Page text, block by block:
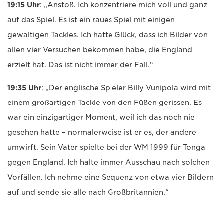
19:15 Uhr: „Anstoß. Ich konzentriere mich voll und ganz
auf das Spiel. Es ist ein raues Spiel mit einigen
gewaltigen Tackles. Ich hatte Glück, dass ich Bilder von
allen vier Versuchen bekommen habe, die England
erzielt hat. Das ist nicht immer der Fall.“
19:35 Uhr: „Der englische Spieler Billy Vunipola wird mit
einem großartigen Tackle von den Füßen gerissen. Es
war ein einzigartiger Moment, weil ich das noch nie
gesehen hatte – normalerweise ist er es, der andere
umwirft. Sein Vater spielte bei der WM 1999 für Tonga
gegen England. Ich halte immer Ausschau nach solchen
Vorfällen. Ich nehme eine Sequenz von etwa vier Bildern
auf und sende sie alle nach Großbritannien.“